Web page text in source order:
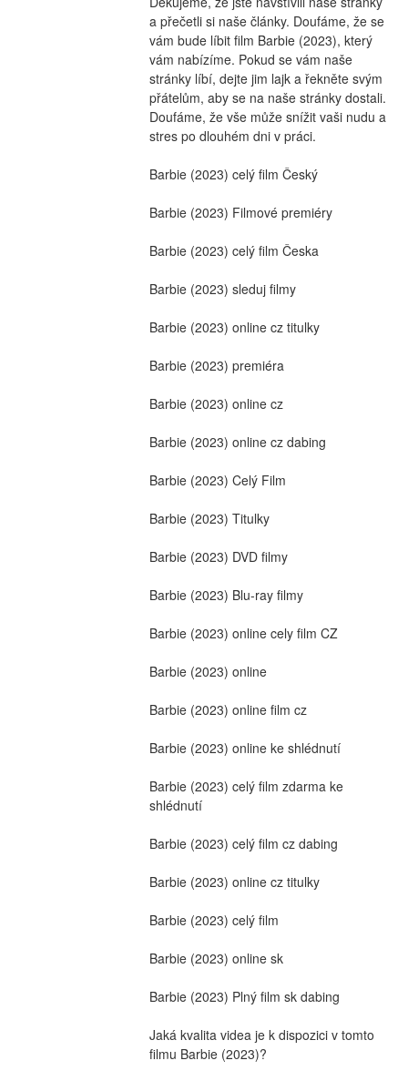
a přečetli si naše články. Doufáme, že se
vám bude líbit film Barbie (2023), který
vám nabízíme. Pokud se vám naše
stránky líbí, dejte jim lajk a řekněte svým
přátelům, aby se na naše stránky dostali.
Doufáme, že vše může snížit vaši nudu a
stres po dlouhém dni v práci.
Barbie (2023) celý film Český
Barbie (2023) Filmové premiéry
Barbie (2023) celý film Česka
Barbie (2023) sleduj filmy
Barbie (2023) online cz titulky
Barbie (2023) premiéra
Barbie (2023) online cz
Barbie (2023) online cz dabing
Barbie (2023) Celý Film
Barbie (2023) Titulky
Barbie (2023) DVD filmy
Barbie (2023) Blu-ray filmy
Barbie (2023) online cely film CZ
Barbie (2023) online
Barbie (2023) online film cz
Barbie (2023) online ke shlédnutí
Barbie (2023) celý film zdarma ke
shlédnutí
Barbie (2023) celý film cz dabing
Barbie (2023) online cz titulky
Barbie (2023) celý film
Barbie (2023) online sk
Barbie (2023) Plný film sk dabing
Jaká kvalita videa je k dispozici v tomto
filmu Barbie (2023)?